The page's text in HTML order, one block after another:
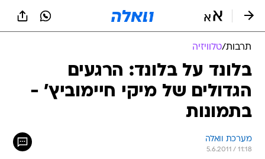
תרבות/טלוויזיה
בלונד על בלונד: הרגעים
הגדולים של מיקי חיימוביץ' -
בתמונות
מערכת וואלה
5.6.2011 / 11:18